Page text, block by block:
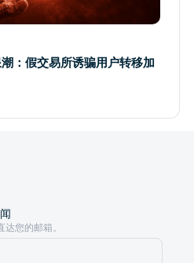
：假交易所诱骗用户转移加
您的邮箱。